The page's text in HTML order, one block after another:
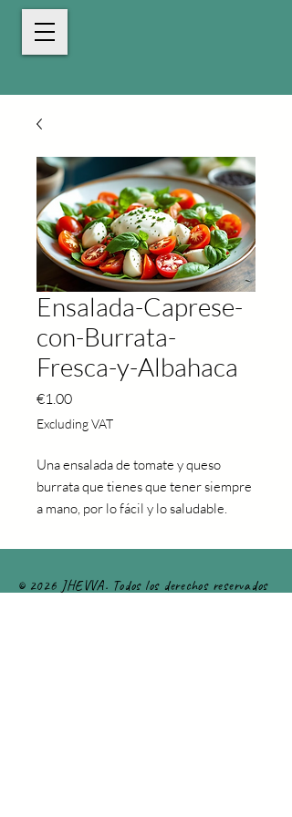
Ensalada-Caprese-
con-Burrata-
Fresca-y-Albahaca
€1.00Price
Excluding VAT
Una ensalada de tomate y queso
burrata que tienes que tener siempre
a mano, por lo fácil y lo saludable.
© 2026 JHEVVA. Todos los derechos reservados